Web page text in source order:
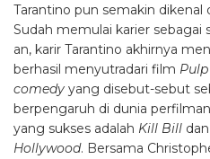
Tarantino pun semakin dikenal
Sudah memulai karier sebagai
an, karir Tarantino akhirnya
berhasil menyutradari film
comedy yang disebut-sebut
berpengaruh di dunia
yang sukses adalah Kill Bill dan
Hollywood. Bersama